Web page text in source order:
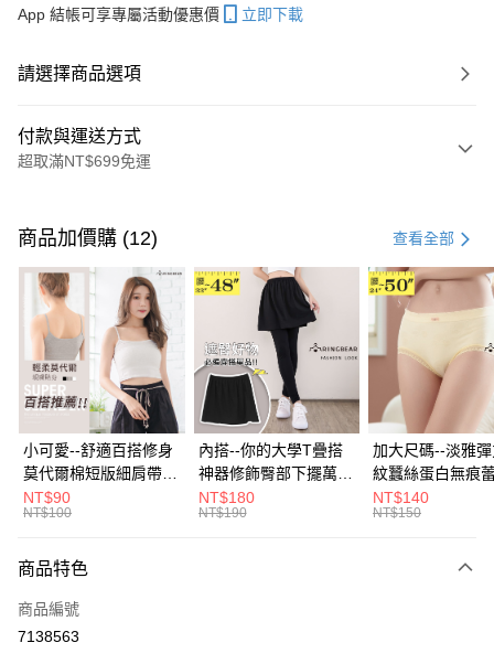
App 結帳可享專屬活動優惠價 立即下載
請選擇商品選項
付款與運送方式
超取滿NT$699免運
信用卡一次付款
超商取貨付款
LINE Pay
Apple Pay
街口支付
悠遊付
Google Pay
全盈+PAY
大哥付你分期
【大哥付你分期使用說明】
1.本服務由台灣大哥大提供，台灣大哥大用戶可立即使用無須另外申請。
AFTEE先享後付
商品加價購 (12) 查看全部
小可愛--舒適百搭修身
莫代爾棉短版細肩帶素
色背心(白.黑.灰L-2L)-
U582眼圈熊中大尺碼
NT$90
NT$100
內搭--你的大學T疊搭
神器修飾臀部下擺萬用
內搭裙/遮臀裙(黑2L-
6L)-Q155眼圈熊中大
NT$180
NT$190
加大尺碼--淡雅
紋蠶絲蛋白無痕
角內褲(白.粉.藍.
3L)-L28眼圈熊中
NT$140
NT$150
商品特色
商品編號
7138563